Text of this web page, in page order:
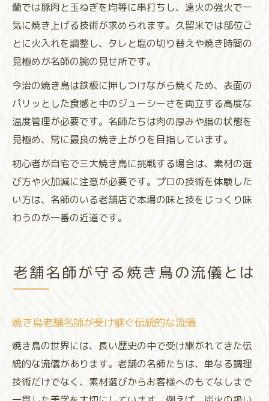
蘭では豚肉と玉ねぎを均等に串打ちし、遠火の強火で一
気に焼き上げる技術が求められます。久留米では部位ご
とに火入れを調整し、タレと塩の切り替えや焼き時間の
見極めが名師の腕の見せ所です。
今治の焼き鳥は鉄板に押しつけながら焼くため、表面の
パリッとした食感と中のジューシーさを両立する高度な
温度管理が必要です。名師たちは肉の厚みや脂の状態を
見極め、常に最良の焼き上がりを目指しています。
初心者が自宅で三大焼き鳥に挑戦する場合は、素材の選
び方や火加減に注意が必要です。プロの技術を体験した
い方は、名師のいる老舗店で本場の味と技をじっくり味
わうのが一番の近道です。
老舗名師が守る焼き鳥の流儀とは
焼き鳥老舗名師が受け継ぐ伝統的な流儀
焼き鳥の世界には、長い歴史の中で受け継がれてきた伝
統的な流儀があります。老舗の名師たちは、単なる調理
技術だけでなく、素材選びからお客様へのもてなしまで